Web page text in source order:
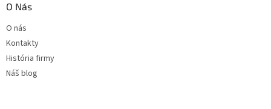
O Nás
O nás
Kontakty
História firmy
Náš blog